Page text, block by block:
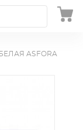
ASFORA